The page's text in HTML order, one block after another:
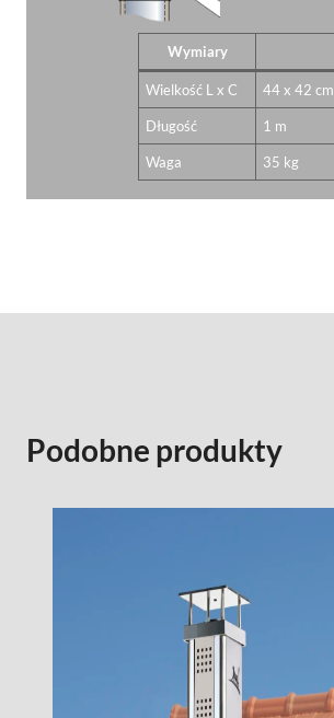
Wymiary
Wielkość L x C 44 x 42 cm
Długość 1 m
Waga 35 kg
Podobne produkty